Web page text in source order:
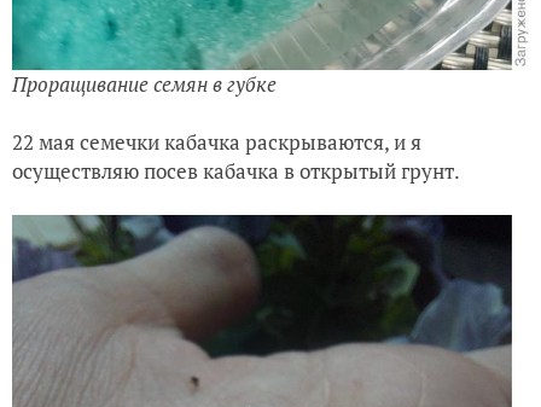
Проращивание семян в губке
22 мая семечки кабачка раскрываются, и я
осуществляю посев кабачка в открытый грунт.